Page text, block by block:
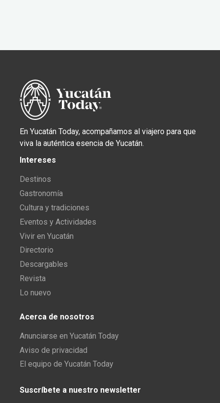
En Yucatán Today, acompañamos al viajero para que
viva la auténtica esencia de Yucatán.
Intereses
Destinos
Gastronomía
Cultura y tradiciones
Eventos y Actividades
Vivir en Yucatán
Directorio
Descargables
Revista
Lo nuevo
Acerca de nosotros
Anunciarse en Yucatán Today
Aviso de privacidad
El equipo de Yucatán Today
Suscríbete a nuestro newsletter